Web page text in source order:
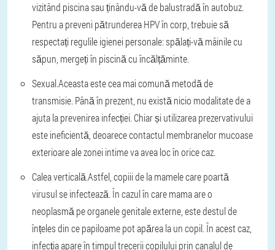
vizitând piscina sau ținându-vă de balustradă în autobuz.
Pentru a preveni pătrunderea HPV în corp, trebuie să
respectați regulile igienei personale: spălați-vă mâinile cu
săpun, mergeți în piscină cu încălțăminte.
Sexual.Aceasta este cea mai comună metodă de
transmisie. Până în prezent, nu există nicio modalitate de a
ajuta la prevenirea infecției. Chiar și utilizarea prezervativului
este ineficientă, deoarece contactul membranelor mucoase
exterioare ale zonei intime va avea loc în orice caz.
Calea verticală.Astfel, copiii de la mamele care poartă
virusul se infectează. În cazul în care mama are o
neoplasmă pe organele genitale externe, este destul de
înțeles din ce papiloame pot apărea la un copil. În acest caz,
infecția apare în timpul trecerii copilului prin canalul de